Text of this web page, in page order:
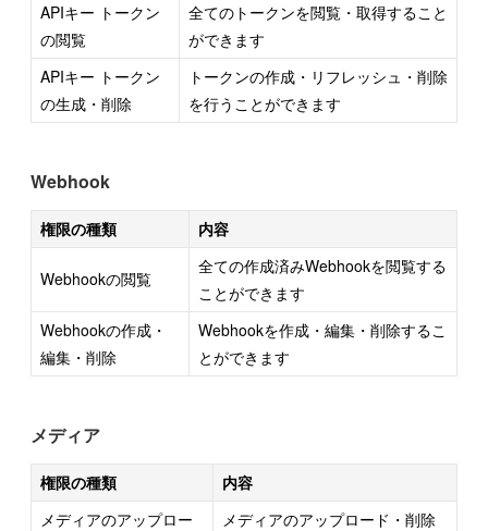
APIキー トークン
の閲覧
全てのトークンを閲覧・取得すること
ができます
APIキー トークン
の生成・削除
トークンの作成・リフレッシュ・削除
を行うことができます
Webhook
権限の種類 内容
Webhookの閲覧
全ての作成済みWebhookを閲覧する
ことができます
Webhookの作成・
編集・削除
Webhookを作成・編集・削除するこ
とができます
メディア
権限の種類
内容
メディアのアップロー
メディアのアップロード・削除